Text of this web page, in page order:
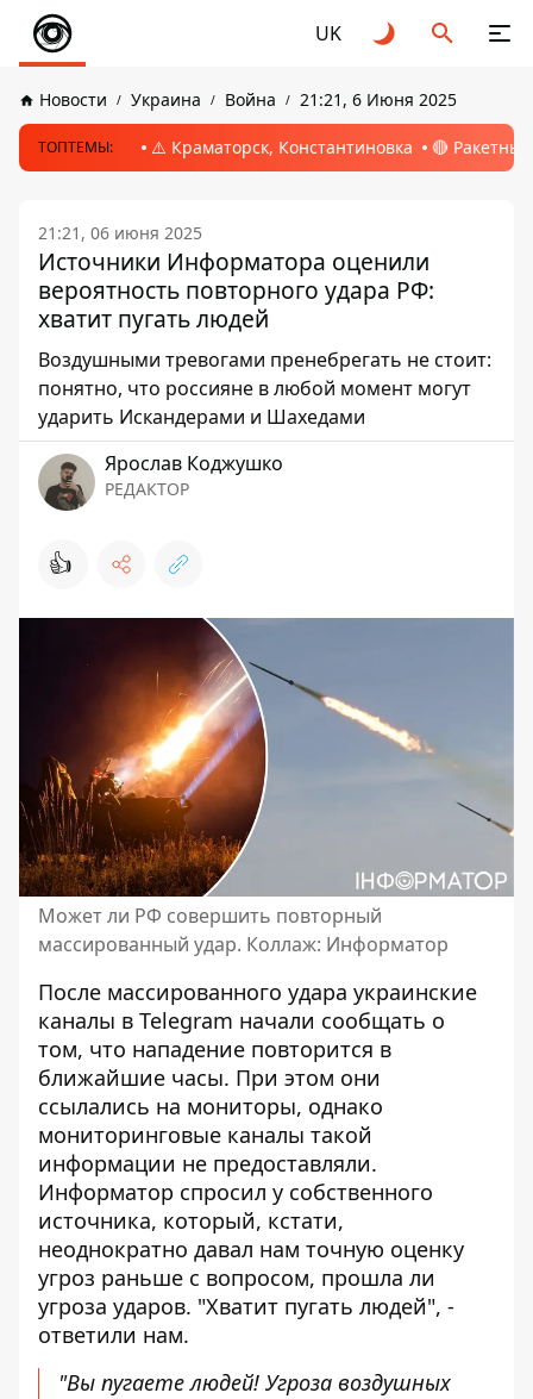
UK
Новости Украина Война 21:21, 6 Июня 2025
ТОПТЕМЫ: ⚠️ Краматорск, Константиновка 🔴
21:21, 06 июня 2025
Источники Информатора оценили
вероятность повторного удара РФ:
хватит пугать людей
Воздушными тревогами пренебрегать не стоит:
понятно, что россияне в любой момент могут
ударить Искандерами и Шахедами
Ярослав Коджушко
РЕДАКТОР
👍
Может ли РФ совершить повторный
массированный удар. Коллаж: Информатор
После массированного удара украинские
каналы в Telegram начали сообщать о
том, что нападение повторится в
ближайшие часы. При этом они
ссылались на мониторы, однако
мониторинговые каналы такой
информации не предоставляли.
Информатор спросил у собственного
источника, который, кстати,
неоднократно давал нам точную оценку
угроз раньше с вопросом, прошла ли
угроза ударов. "Хватит пугать людей", -
ответили нам.
"Вы пугаете людей! Угроза воздушных